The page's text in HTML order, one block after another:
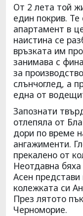
От 2 лета той
един покрив. Те
апартамент в
наистина се
връзката им
занимава с
за
слънчоглед, а
една от
Запознати
отлепяла от
дори по време
ангажименти.
прекалено от
Неотдавна
Асен представи
колежката си
През лятото
Черноморие.